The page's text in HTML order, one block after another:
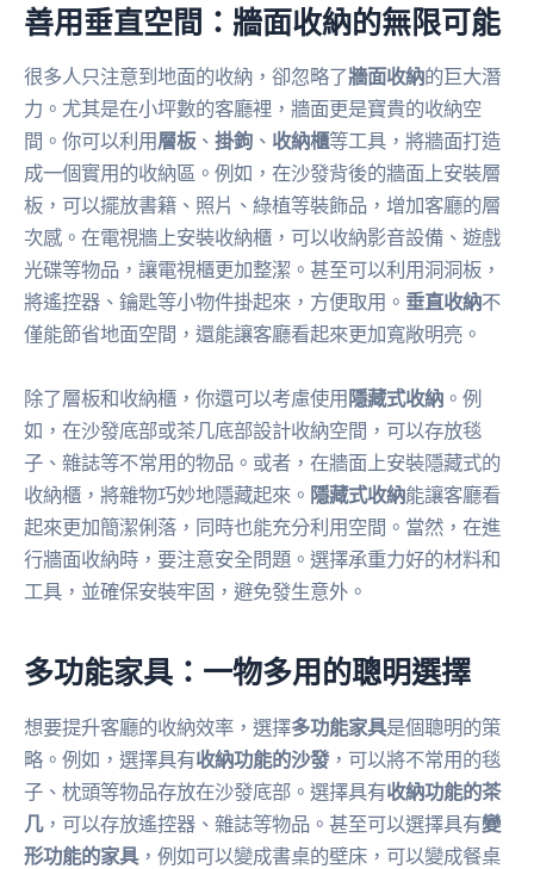
善用垂直空間：牆面收納的無限可能
很多人只注意到地面的收納，卻忽略了牆面收納的巨大潛
力。尤其是在小坪數的客廳裡，牆面更是寶貴的收納空
間。你可以利用層板 、 掛鉤 、 收納櫃等工具，將牆面打造
成一個實用的收納區。例如，在沙發背後的牆面上安裝層
板，可以擺放書籍、照片、綠植等裝飾品，增加客廳的層
次感。在電視牆上安裝收納櫃，可以收納影音設備、遊戲
光碟等物品，讓電視櫃更加整潔。甚至可以利用洞洞板，
將遙控器、鑰匙等小物件掛起來，方便取用。 垂直收納不
僅能節省地面空間，還能讓客廳看起來更加寬敞明亮。
除了層板和收納櫃，你還可以考慮使用隱藏式收納 。例
如，在沙發底部或茶几底部設計收納空間，可以存放毯
子、雜誌等不常用的物品。或者，在牆面上安裝隱藏式的
收納櫃，將雜物巧妙地隱藏起來。 隱藏式收納能讓客廳看
起來更加簡潔俐落，同時也能充分利用空間。當然，在進
行牆面收納時，要注意安全問題。選擇承重力好的材料和
工具，並確保安裝牢固，避免發生意外。
多功能家具：一物多用的聰明選擇
想要提升客廳的收納效率，選擇多功能家具是個聰明的策
略。例如，選擇具有收納功能的沙發，可以將不常用的毯
子、枕頭等物品存放在沙發底部。選擇具有收納功能的茶
几，可以存放遙控器、雜誌等物品。甚至可以選擇具有變
形功能的家具，例如可以變成書桌的壁床，可以變成餐桌